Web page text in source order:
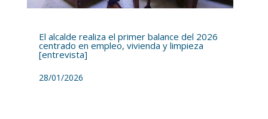
El alcalde realiza el primer balance del 2026
centrado en empleo, vivienda y limpieza
[entrevista]
28/01/2026